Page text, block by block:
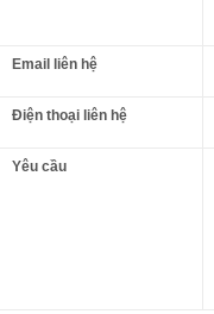
Email liên hệ
Điện thoại liên hệ
Yêu cầu